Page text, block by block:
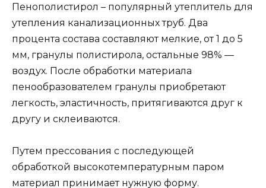
Пенополистирол – популярный утеплитель для
утепления канализационных труб. Два
процента состава составляют мелкие, от 1 до 5
мм, гранулы полистирола, остальные 98% —
воздух. После обработки материала
пенообразователем гранулы приобретают
легкость, эластичность, притягиваются друг к
другу и склеиваются.
Путем прессования с последующей
обработкой высокотемпературным паром
материал принимает нужную форму.